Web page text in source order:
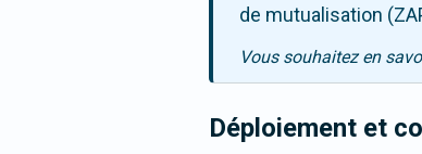
de mutualisation
Vous souhaitez en
Déploiement et